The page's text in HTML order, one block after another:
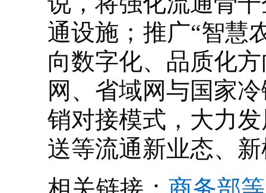
通设施；推广“智慧
向数字化、品质化
网、省域网与国家
销对接模式，大力
送等流通新业态、